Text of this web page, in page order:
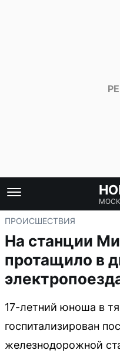
ПРОИСШЕСТВИЯ
На станции
протащило в
17-летний юноша в
госпитализирован
железнодорожной